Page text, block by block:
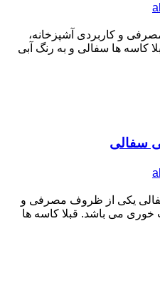
و کاربردی آشپزخانه،
کاسه ها سفالی و به رنگ آبی
سفالی
یکی از ظروف مصرفی و
خوری می باشد. قبلا کاسه ها